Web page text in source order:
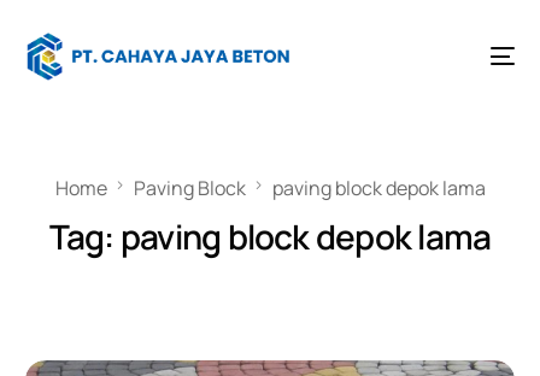
Home Paving Block paving block depok lama
Tag: paving block depok lama